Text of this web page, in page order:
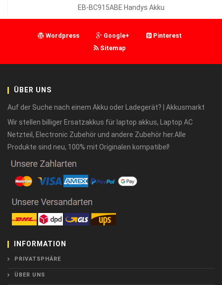
EB-BC915ABE Handys Akku
Wordpress Google+
Pinterest
Sitemap
ÜBER UNS
Auf der Suche nach einem Akku oder Ladegerät? | Akkusmarkt
Wir stellen billiger Ersatzakkus für laptop akkus, Laptop AC
Netzteil, Electronic Zubehör und andere Zubehör her.Alle
Produkte sind neu, 100% mit Originalen kompatibel!
INFORMATION
PRIVATSPHÄRE
ÜBER UNS